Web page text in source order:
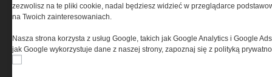
Copyright © 2004-2019 Grupa MEDIUM Spółka z ograniczoną odpowiedzialnością
Spółka komandytowa, nr KRS: 0000537655. Wszelkie prawa, w tym Autora,
zezwolisz na te pliki cookie, nadal będziesz widzieć w przeglądarce
na Twoich zainteresowaniach.
Nasza strona korzysta z usług Google, takich jak Google Analytics i Google
jak Google wykorzystuje dane z naszej strony, zapoznaj się z polityką